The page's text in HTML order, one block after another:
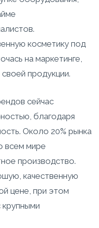
косметику под
на маркетинге,
продукции.
сейчас
благодаря
Около 20% рынка
всем мире
производство.
качественную
цене, при этом
крупными